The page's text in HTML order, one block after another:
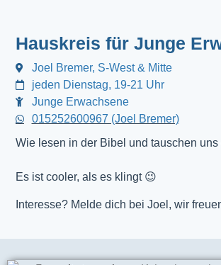
Hauskreis für Junge
Joel Bremer, S-West & Mitte
jeden Dienstag, 19-21 Uhr
Junge Erwachsene
015252600967 (Joel Bremer)
Wie lesen in der Bibel und tauschen uns
Es ist cooler, als es klingt 😉
Interesse? Melde dich bei Joel, wir